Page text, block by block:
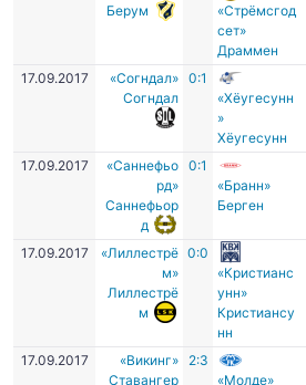
Берум
«Стрёмсгод
сет»
Драммен
17.09.2017
«Согндал»
Согндал
0:1
«Хёугесунн
»
Хёугесунн
17.09.2017
«Саннефьо
рд»
Саннефьор
д
0:1
«Бранн»
Берген
17.09.2017
«Лиллестрё
м»
Лиллестрё
м
0:0
«Кристианс
унн»
Кристиансу
нн
17.09.2017
«Викинг»
Ставангер
2:3
«Молде»